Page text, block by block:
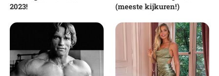
2023!
(meeste kijkuren!)